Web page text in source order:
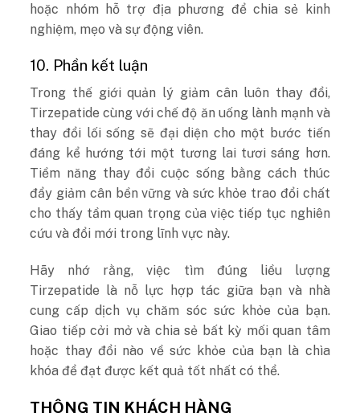
hoặc nhóm hỗ trợ địa phương để chia sẻ kinh
nghiệm, mẹo và sự động viên.
10. Phần kết luận
Trong thế giới quản lý giảm cân luôn thay đổi,
Tirzepatide cùng với chế độ ăn uống lành mạnh và
thay đổi lối sống sẽ đại diện cho một bước tiến
đáng kể hướng tới một tương lai tươi sáng hơn.
Tiềm năng thay đổi cuộc sống bằng cách thúc
đẩy giảm cân bền vững và sức khỏe trao đổi chất
cho thấy tầm quan trọng của việc tiếp tục nghiên
cứu và đổi mới trong lĩnh vực này.
Hãy nhớ rằng, việc tìm đúng liều lượng
Tirzepatide là nỗ lực hợp tác giữa bạn và nhà
cung cấp dịch vụ chăm sóc sức khỏe của bạn.
Giao tiếp cởi mở và chia sẻ bất kỳ mối quan tâm
hoặc thay đổi nào về sức khỏe của bạn là chìa
khóa để đạt được kết quả tốt nhất có thể.
THÔNG TIN KHÁCH HÀNG